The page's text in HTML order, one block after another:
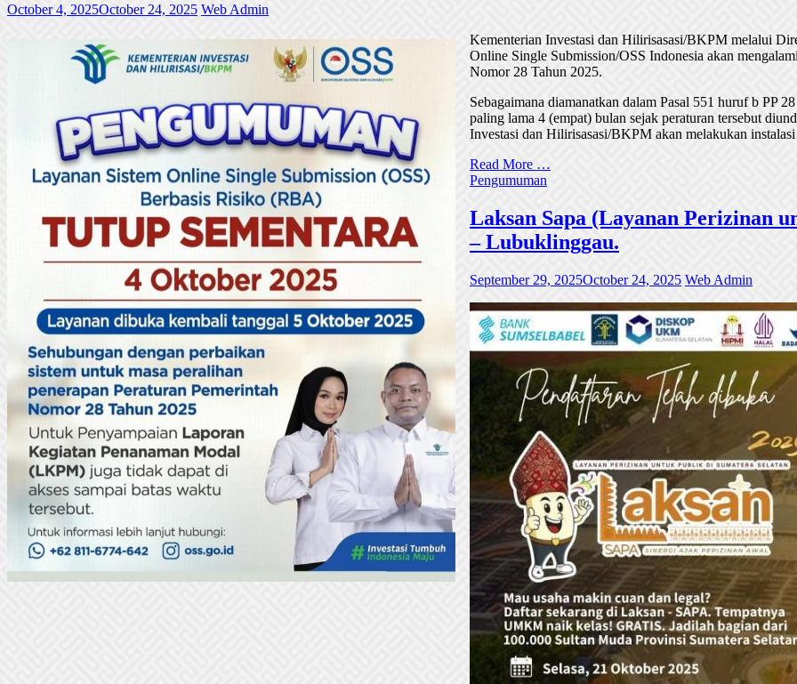
October 4, 2025October 24, 2025 Web Admin
Kementerian Investasi dan Hilirisasasi/BKPM melalui
Online Single Submission/OSS Indonesia akan
Nomor 28 Tahun 2025.
Sebagaimana diamanatkan dalam Pasal 551 huruf b PP
paling lama 4 (empat) bulan sejak peraturan tersebut
Investasi dan Hilirisasasi/BKPM akan melakukan
Read More …
Pengumuman
Laksan Sapa (Layanan Perizinan
– Lubuklinggau.
September 29, 2025October 24, 2025 Web Admin